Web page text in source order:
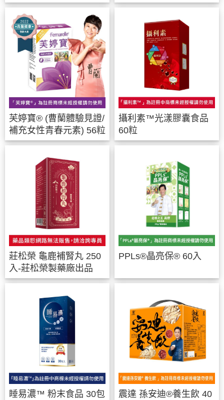
製藥廠出品
芙婷寶® (曹蘭體驗見證/
補充女性青春元素) 56粒
攝利素™光漾膠囊食品
60粒
莊松榮 龜鹿補腎丸 250
入-莊松榮製藥廠出品
PPLs®晶亮保® 60入
睡易濃™ 粉末食品 30包
震達 孫安迪®養生飲 40